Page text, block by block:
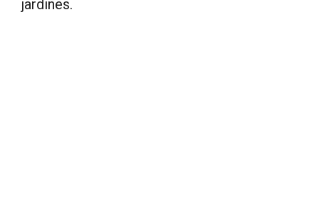
jardines.